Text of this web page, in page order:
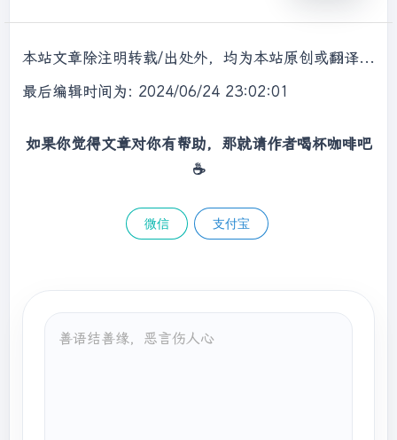
本站文章除注明转载/出处外，均为本站原创或翻译，转载前请务必署名，转载请标明出处。
最后编辑时间为: 2024/06/24 23:02:01
如果你觉得文章对你有帮助，那就请作者喝杯咖啡吧
☕
微信 支付宝